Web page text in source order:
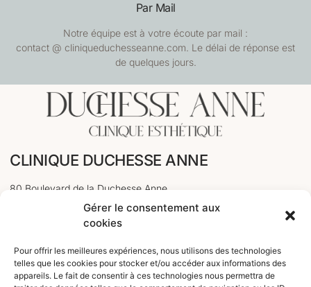
Gérer le consentement aux
cookies
Pour offrir les meilleures expériences, nous utilisons des technologies
telles que les cookies pour stocker et/ou accéder aux informations des
appareils. Le fait de consentir à ces technologies nous permettra de
Par Mail
Notre équipe est à votre écoute par mail :
contact @ cliniqueduchesseanne.com. Le délai de réponse est
de quelques jours.
CLINIQUE DUCHESSE ANNE
80 Boulevard de la Duchesse Anne
PRENDRE RDV EN LIGNE
Smart Agenda